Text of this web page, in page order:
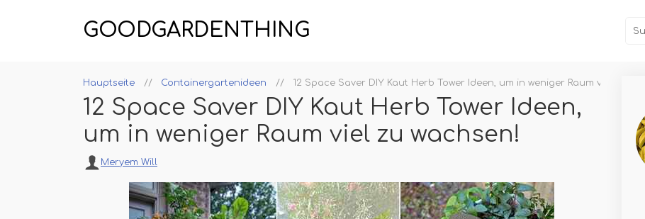
GOODGARDENTHING
Hauptseite Containergartenideen 12 Space Saver DIY Kaut Herb Tower Ideen, um in weniger Raum viel zu
12 Space Saver DIY Kaut Herb Tower Ideen,
um in weniger Raum viel zu wachsen!
Meryem Will